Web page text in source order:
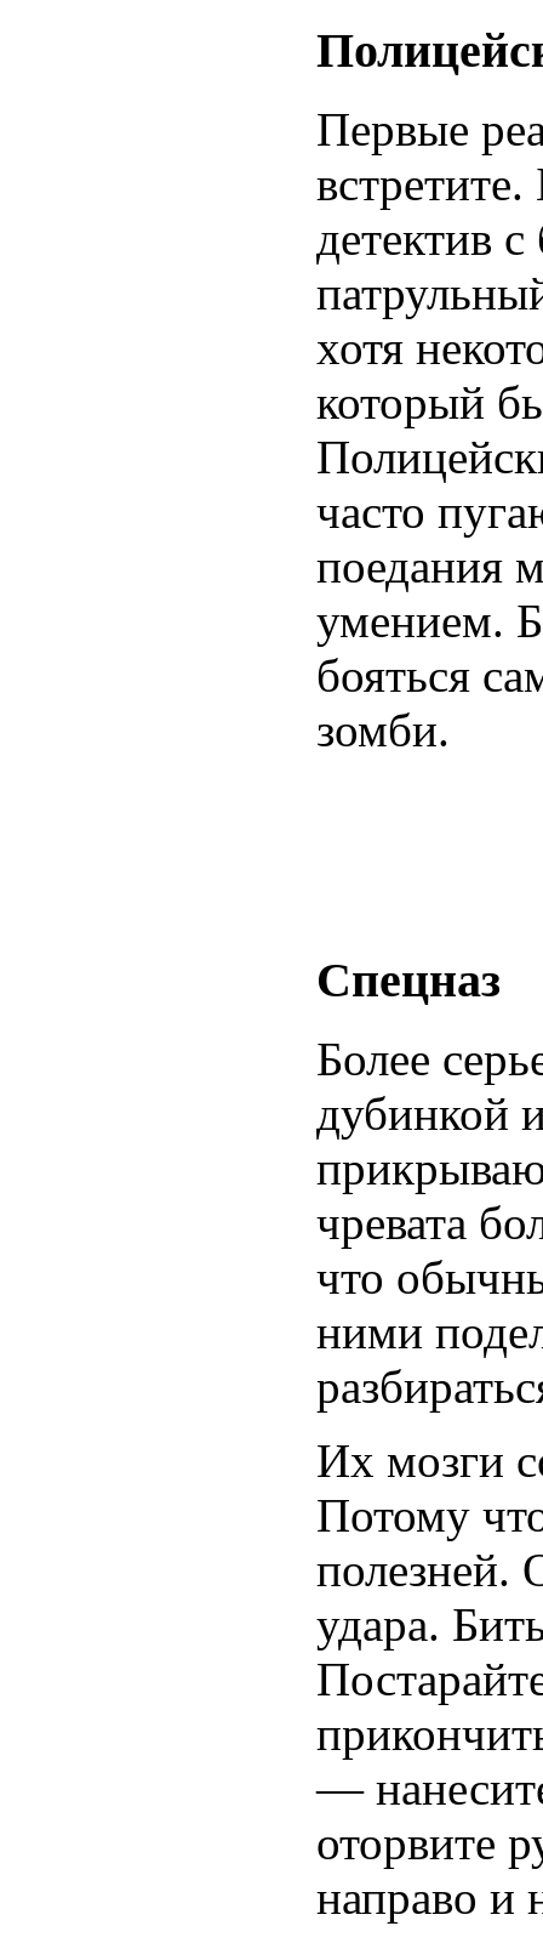
Первые
детектив
хотя
который
часто
поедания
умением.
бояться
зомби.
Спецназ
Более
дубинкой
чревата
что
ними
Их мозги
Потому
полезней.
удара.
—
оторвите
направо и